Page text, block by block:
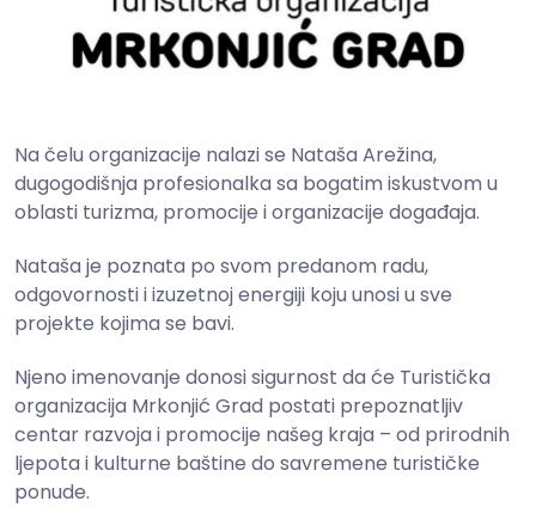
Na čelu organizacije nalazi se Nataša Arežina,
dugogodišnja profesionalka sa bogatim iskustvom u
oblasti turizma, promocije i organizacije događaja.
Nataša je poznata po svom predanom radu,
odgovornosti i izuzetnoj energiji koju unosi u sve
projekte kojima se bavi.
Njeno imenovanje donosi sigurnost da će Turistička
organizacija Mrkonjić Grad postati prepoznatljiv
centar razvoja i promocije našeg kraja – od prirodnih
ljepota i kulturne baštine do savremene turističke
ponude.